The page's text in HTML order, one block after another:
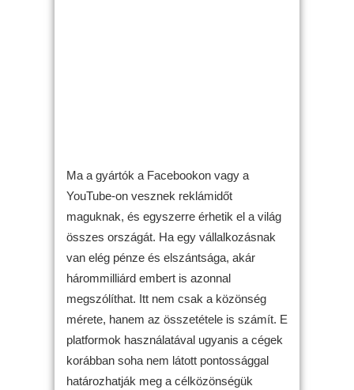
Ma a gyártók a Facebookon vagy a
YouTube-on vesznek reklámidőt
maguknak, és egyszerre érhetik el a világ
összes országát. Ha egy vállalkozásnak
van elég pénze és elszántsága, akár
hárommilliárd embert is azonnal
megszólíthat. Itt nem csak a közönség
mérete, hanem az összetétele is számít. E
platformok használatával ugyanis a cégek
korábban soha nem látott pontossággal
határozhatják meg a célközönségük